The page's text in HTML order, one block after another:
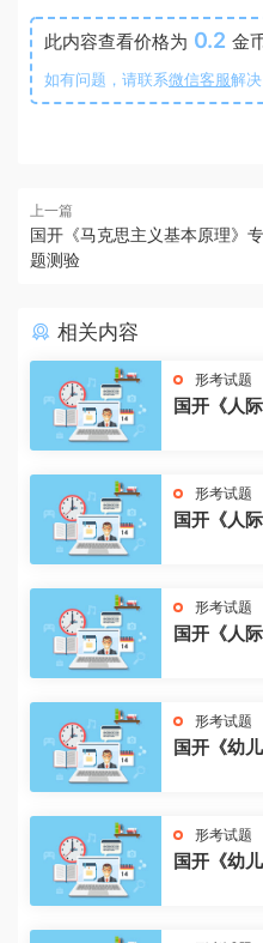
此内容查看价格为 0.2 金
如有问题，请联系微信客服解决
上一篇
国开《马克思主义基本原理》专
题测验
相关内容
形考试题
国开《人
形考试题
国开《人
形考试题
国开《人
形考试题
国开《幼
形考试题
国开《幼